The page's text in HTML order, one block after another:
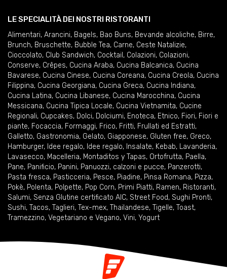
LE SPECIALITÀ DEI NOSTRI RISTORANTI
Alimentari, Arancini, Bagels, Bao Buns, Bevande alcoliche, Birre,
Brunch, Bruschette, Bubble Tea, Carne, Ceste Natalizie,
Cioccolato, Club Sandwich, Cocktail , Colazioni, Colazioni,
Conserve, Crêpes, Cucina Araba, Cucina Balcanica, Cucina
Bavarese, Cucina Cinese, Cucina Coreana, Cucina Creola, Cucina
Filippina, Cucina Georgiana, Cucina Greca, Cucina Indiana,
Cucina Latina, Cucina Libanese, Cucina Marocchina, Cucina
Messicana, Cucina Tipica Locale, Cucina Vietnamita, Cucine
Regionali, Cupcakes, Dolci, Dolciumi, Enoteca, Etnico, Fiori, Fiori e
piante, Focaccia, Formaggi, Frico, Fritti, Frullati ed Estratti,
Galletto, Gastronomia, Gelato, Giapponese, Gluten free, Greco,
Hamburger, Idee regalo, Idee regalo, Insalate, Kebab, Lavanderia,
Lavasecco, Macelleria, Montaditos y Tapas, Ortofrutta, Paella,
Pane, Panificio, Panini, Panuozzi, calzoni e pucce, Panzerotti,
Pasta fresca, Pasticceria, Pesce, Piadine, Pinsa Romana, Pizza,
Pokè, Polenta, Polpette, Pop Corn, Primi Piatti, Ramen, Ristoranti,
Salumi, Senza Glutine certificato AIC, Street Food, Sughi Pronti,
Sushi, Tacos, Taglieri, Tex-mex, Thailandese, Tigelle, Toast,
Tramezzino, Vegetariano e Vegano, Vini, Yogurt